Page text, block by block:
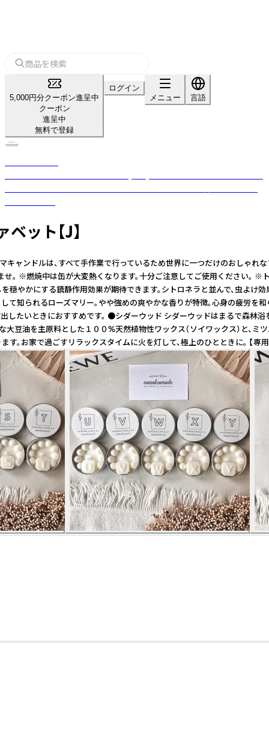
5,000円分クーポン進呈中
クーポン
進呈中
無料で登録
ログイン
メニュー
言語
ット【J】
ドルは、すべて手作業で行っているため世界に一つだけのおし
燃焼中は缶が大変熱くなります。十分ご注意してご使用ください
にする鎮静作用効果が期待できます。シトロネラと並んで、虫
れるローズマリー。やや強めの爽やかな香りが特徴。心身の疲
いときにおすすめです。 ●シダーウッド シダーウッドはまるで
を主原料とした１００%天然植物性ワックス（ソイワックス）
家で過ごすリラックスタイムに火を灯して、極上のひとときに。 【